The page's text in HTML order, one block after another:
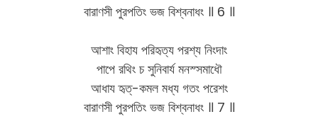
বারাণসী পুরপতিং ভজ বিশ্বনাধং ॥ 6 ॥
আশাং বিহায পরিহৃত্য পরশ্য নিংদাং
পাপে রথিং চ সুনিবার্য মনস্সমাধৌ
আধায হৃত্-কমল মধ্য গতং পরেশং
বারাণসী পুরপতিং ভজ বিশ্বনাধং ॥ 7 ॥